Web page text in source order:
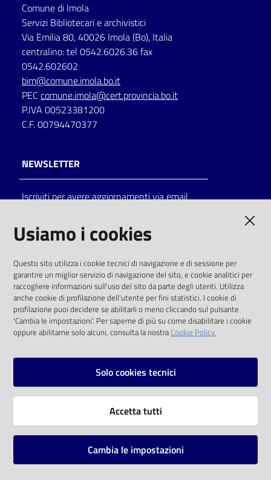
lettura
Seguici
su
Catalogo
on line
Eventi
Chiedi al
bibliotecario
Comune di Imola
Servizi Bibliotecari e archivistici
Via Emilia 80, 40026 Imola (Bo), Italia
centralino: tel 0542.6026.36 fax
0542.602602
bim@comune.imola.bo.it
PEC comune.imola@cert.provincia.bo.it
P.IVA 00523381200
C.F. 00794470377
NEWSLETTER
Iscriviti per avere aggiornamenti via email
solo alle condizioni previste dalla direttiva
comunitaria 2003/98/CE e dal d.lgs. 36/2006
SOCIAL
Instagram
Vai alla pagina
Mappa del sito
Usiamo i cookies
Questo sito utilizza i cookie tecnici di navigazione e di sessione per
garantire un miglior servizio di navigazione del sito, e cookie analitici per
raccogliere informazioni sull'uso del sito da parte degli utenti. Utilizza
anche cookie di profilazione dell'utente per fini statistici. I cookie di
profilazione puoi decidere se abilitarli o meno cliccando sul pulsante
'Cambia le impostazioni'. Per saperne di più su come disabilitare i cookie
oppure abilitarne solo alcuni, consulta la nostraCookie Policy.
Solo cookies tecnici
Accetta tutti
Cambia le impostazioni